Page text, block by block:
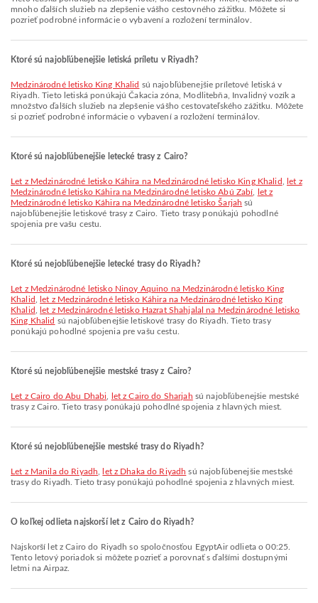
mnoho ďalších služieb na zlepšenie vášho cestovného zážitku. Môžete si
pozrieť podrobné informácie o vybavení a rozložení terminálov.
Ktoré sú najobľúbenejšie letiská príletu v Riyadh?
Medzinárodné letisko King Khalid sú najobľúbenejšie príletové letiská v
Riyadh. Tieto letiská ponúkajú Čakacia zóna, Modlitebňa, Invalidný vozík a
množstvo ďalších služieb na zlepšenie vášho cestovateľského zážitku. Môžete
si pozrieť podrobné informácie o vybavení a rozložení terminálov.
Ktoré sú najobľúbenejšie letecké trasy z Cairo?
let z Medzinárodné letisko Káhira na Medzinárodné letisko King Khalid
let z
Medzinárodné letisko Káhira na Medzinárodné letisko Abú Zabí
let z
Medzinárodné letisko Káhira na Medzinárodné letisko Šarjah sú
najobľúbenejšie letiskové trasy z Cairo. Tieto trasy ponúkajú pohodlné
spojenia pre vašu cestu.
Ktoré sú nejobľúbenejšie letecké trasy do Riyadh?
let z Medzinárodné letisko Ninoy Aquino na Medzinárodné letisko King
Khalid
let z Medzinárodné letisko Káhira na Medzinárodné letisko King
Khalid
let z Medzinárodné letisko Hazrat Shahjalal na Medzinárodné letisko
King Khalid sú najobľúbenejšie letiskové trasy do Riyadh. Tieto trasy
ponúkajú pohodlné spojenia pre vašu cestu.
Ktoré sú nejobľúbenejšie mestské trasy z Cairo?
let z Cairo do Abu Dhabi let z Cairo do Sharjah sú najobľúbenejšie mestské
trasy z Cairo. Tieto trasy ponúkajú pohodlné spojenia z hlavných miest.
Ktoré sú nejobľúbenejšie mestské trasy do Riyadh?
let z Manila do Riyadh let z Dhaka do Riyadh sú najobľúbenejšie mestské
trasy do Riyadh. Tieto trasy ponúkajú pohodlné spojenia z hlavných miest.
O koľkej odlieta najskorší let z Cairo do Riyadh?
Najskorší let z Cairo do Riyadh so spoločnosťou EgyptAir odlieta o 00:25.
Tento letový poriadok si môžete pozrieť a porovnať s ďalšími dostupnými
letmi na Airpaz.